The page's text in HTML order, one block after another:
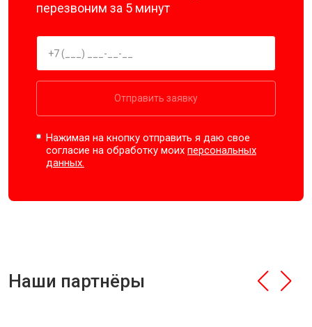
перезвоним за 5 минут
Отправить заявку
Нажимая на кнопку отправить я даю свое
согласие на обработку моихперсональных
данных.
Наши партнёры